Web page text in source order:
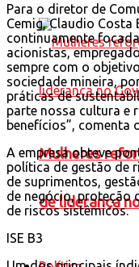
Mulheres
de liderança
Para o diretor de
Cemig, Claudio Costa
continuamente
acionistas,
sempre com o
sociedade mineira,
práticas de
parte nossa cultura e
benefícios”, comenta
A empresa obteve
política de gestão de
de suprimentos,
de negócio, proteção
de riscos sistêmicos.
ISE B3